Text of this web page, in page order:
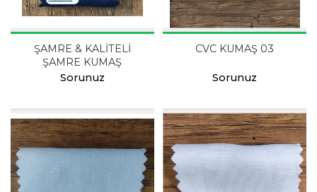
ŞAMRE & KALİTELİ
ŞAMRE KUMAŞ
Sorunuz
CVC KUMAŞ 03
Sorunuz